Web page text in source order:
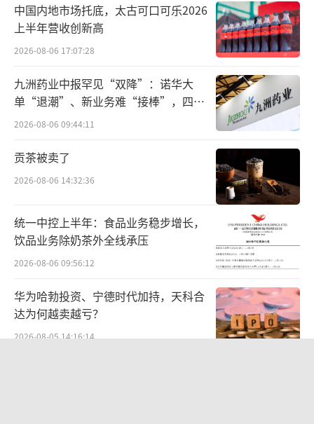
投诉58好借变相收取砍头息，并非个例。
2月19日，有用户在黑猫投诉平台上投诉
称，2月15日，用户在58好借平台借款1.5万
元。钱到账后，2月16日凌晨3时左右，被闪态
中国内地市场托底，太古可口可乐2026
上半年营收创新高
2026-08-06 17:07:28
九洲药业中报罕见“双降”：诺华大
单“退潮”、新业务难“接棒”，四大
难关待闯
2026-08-06 09:44:11
贡茶被卖了
2026-08-06 14:32:36
统一中控上半年：食品业务稳步增长，
饮品业务除奶茶外全线承压
2026-08-06 09:56:12
华为哈勃投资、宁德时代加持，天科合
达为何越卖越亏？
2026-08-05 14:16:14